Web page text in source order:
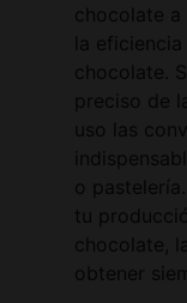
chocolate a
la
chocolate.
preciso de
uso las
o
tu
chocolate,
obtener